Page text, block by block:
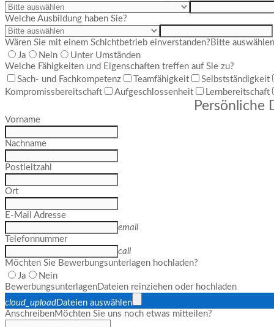
Welche Ausbildung haben Sie?
Wären Sie mit einem Schichtbetrieb einverstanden? Bitte auswählen
Ja
Nein
Unter Umständen
Welche Fähigkeiten und Eigenschaften treffen auf Sie zu?
Sach- und Fachkompetenz
Teamfähigkeit
Selbstständigkeit
Kompromissbereitschaft
Aufgeschlossenheit Lernbereitschaft
Persönliche
Vorname
Nachname
Postleitzahl
Ort
E-Mail Adresse
email
Telefonnummer
call
Möchten Sie Bewerbungsunterlagen hochladen?
Ja
Nein
BewerbungsunterlagenDateien reinziehen oder hochladen
cloud_uploadDateien auswählen
AnschreibenMöchten Sie uns noch etwas mitteilen?